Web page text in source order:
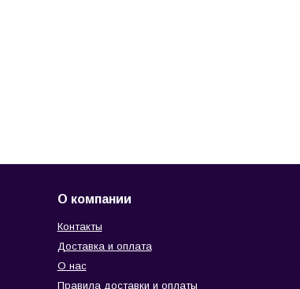
О компании
Контакты
Доставка и оплата
О нас
Правила доставки и оплаты